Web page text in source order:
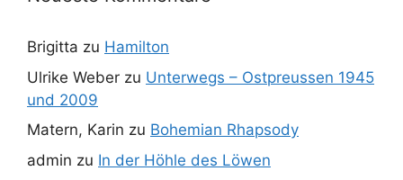
Brigitta zu Hamilton
Ulrike Weber zu Unterwegs – Ostpreussen 1945
und 2009
Matern, Karin zu Bohemian Rhapsody
admin zu In der Höhle des Löwen